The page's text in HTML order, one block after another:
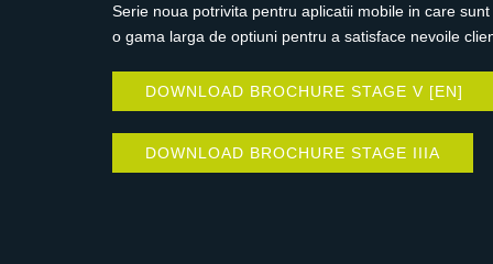
Serie noua potrivita pentru aplicatii mobile in care
o gama larga de optiuni pentru a satisface nevoile
DOWNLOAD BROCHURE STAGE V [EN]
DOWNLOAD BROCHURE STAGE IIIA